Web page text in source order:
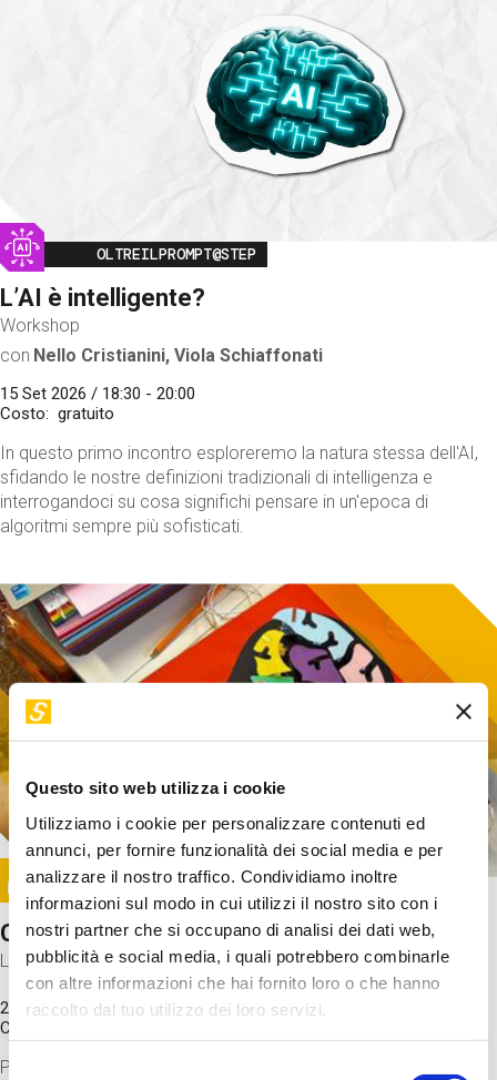
Questo sito web utilizza i cookie
Utilizziamo i cookie per personalizzare contenuti ed
annunci, per fornire funzionalità dei social media e per
analizzare il nostro traffico. Condividiamo inoltre
informazioni sul modo in cui utilizzi il nostro sito con i
nostri partner che si occupano di analisi dei dati web,
pubblicità e social media, i quali potrebbero combinarle
con altre informazioni che hai fornito loro o che hanno
raccolto dal tuo utilizzo dei loro servizi.
Selezione
Image
OLTREILPROMPT@STEP
L’AI è intelligente?
Workshop
con Nello Cristianini, Viola Schiaffonati
15 Set 2026 / 18:30 - 20:00
Costo
gratuito
In questo primo incontro esploreremo la natura stessa dell'AI,
sfidando le nostre definizioni tradizionali di intelligenza e
interrogandoci su cosa significhi pensare in un'epoca di
algoritmi sempre più sofisticati.
Image
SUNDAY@STEP
Come funziona il cervello?
Laboratorio
20 Set 2026 / 11:15 - 13:00
Costo
Proveremo a costruire un cervello in cartoncino cercando di